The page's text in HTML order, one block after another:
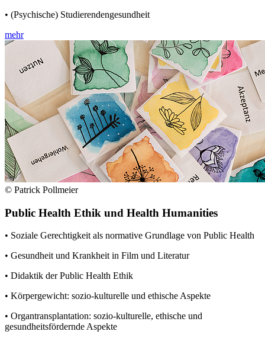
• (Psychische) Studierendengesundheit
mehr
© Patrick Pollmeier
Public Health Ethik und Health Humanities
• Soziale Gerechtigkeit als normative Grundlage von Public Health
• Gesundheit und Krankheit in Film und Literatur
• Didaktik der Public Health Ethik
• Körpergewicht: sozio-kulturelle und ethische Aspekte
• Organtransplantation: sozio-kulturelle, ethische und
gesundheitsfördernde Aspekte